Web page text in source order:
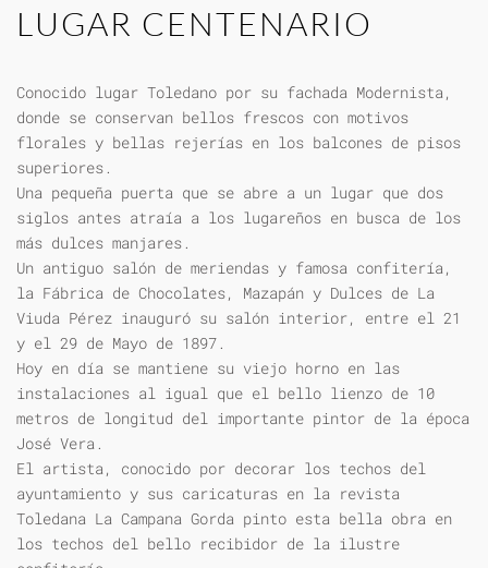
LUGAR CENTENARIO
Conocido lugar Toledano por su fachada Modernista,
donde se conservan bellos frescos con motivos
florales y bellas rejerías en los balcones de pisos
superiores.
Una pequeña puerta que se abre a un lugar que dos
siglos antes atraía a los lugareños en busca de los
más dulces manjares.
Un antiguo salón de meriendas y famosa confitería,
la Fábrica de Chocolates, Mazapán y Dulces de La
Viuda Pérez inauguró su salón interior, entre el 21
y el 29 de Mayo de 1897.
Hoy en día se mantiene su viejo horno en las
instalaciones al igual que el bello lienzo de 10
metros de longitud del importante pintor de la época
José Vera.
El artista, conocido por decorar los techos del
ayuntamiento y sus caricaturas en la revista
Toledana La Campana Gorda pinto esta bella obra en
los techos del bello recibidor de la ilustre